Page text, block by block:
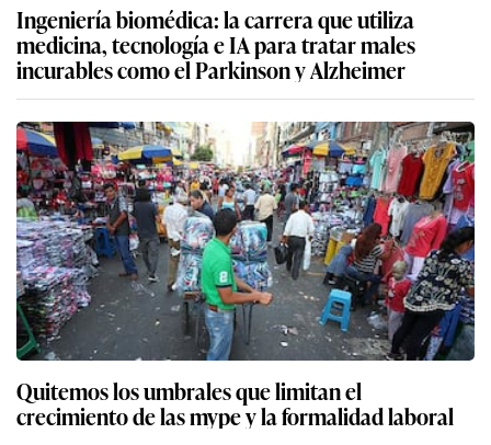
Ingeniería biomédica: la carrera que utiliza
medicina, tecnología e IA para tratar males
incurables como el Parkinson y Alzheimer
Quitemos los umbrales que limitan el
crecimiento de las mype y la formalidad laboral